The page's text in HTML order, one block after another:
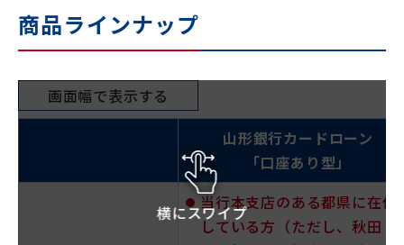
商品ラインナップ
画面幅で表示する
山形銀行カードローン
「口座あり型」
当行本支店のある都県に在住
している方（ただし、秋田
横にスワイプ